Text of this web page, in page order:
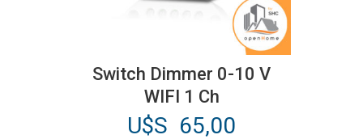
Switch Dimmer 0-10 V
WIFI 1 Ch
U$S 65,00